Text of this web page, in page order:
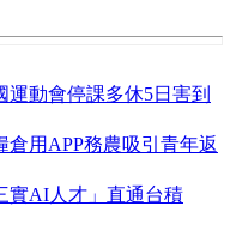
運動會停課多休5日害到
用APP務農吸引青年返
實AI人才」直通台積